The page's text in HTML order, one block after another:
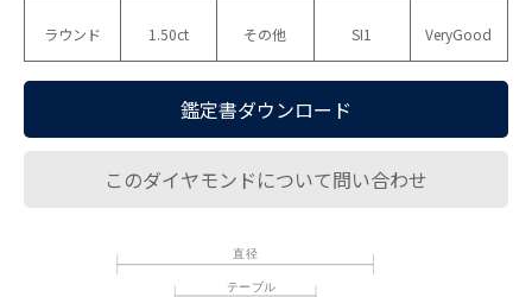
ラウンド 1.50ct その他 SI1 VeryGood
鑑定書ダウンロード
このダイヤモンドについて問い合わせ